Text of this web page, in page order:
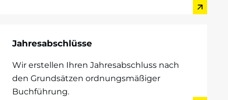
Jahresabschlüsse
Wir erstellen Ihren Jahresabschluss nach
den Grundsätzen ordnungsmäßiger
Buchführung.